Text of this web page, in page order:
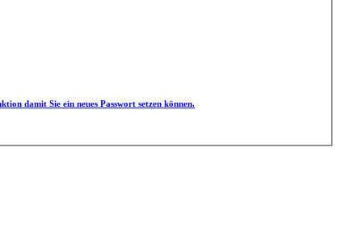
damit Sie ein neues Passwort setzen können.